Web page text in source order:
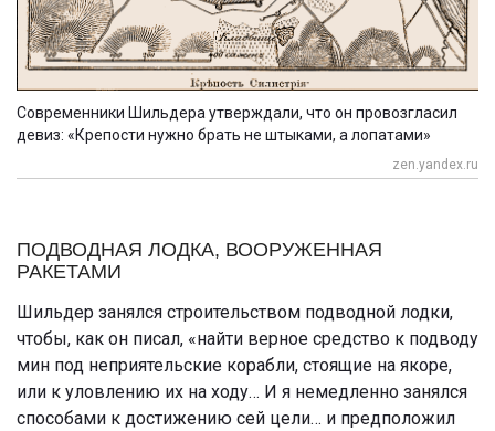
Современники Шильдера утверждали, что он провозгласил
девиз: «Крепости нужно брать не штыками, а лопатами»
zen.yandex.ru
ПОДВОДНАЯ ЛОДКА, ВООРУЖЕННАЯ
РАКЕТАМИ
Шильдер занялся строительством подводной лодки,
чтобы, как он писал, «найти верное средство к подводу
мин под неприятельские корабли, стоящие на якоре,
или к уловлению их на ходу… И я немедленно занялся
способами к достижению сей цели… и предположил